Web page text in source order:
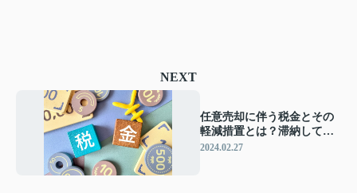
NEXT
任意売却に伴う税金とその
軽減措置とは？滞納してい
る場合どうするかも解説
2024.02.27